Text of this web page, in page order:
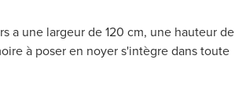
a une largeur de 120 cm, une hauteur de
à poser en noyer s'intègre dans toute